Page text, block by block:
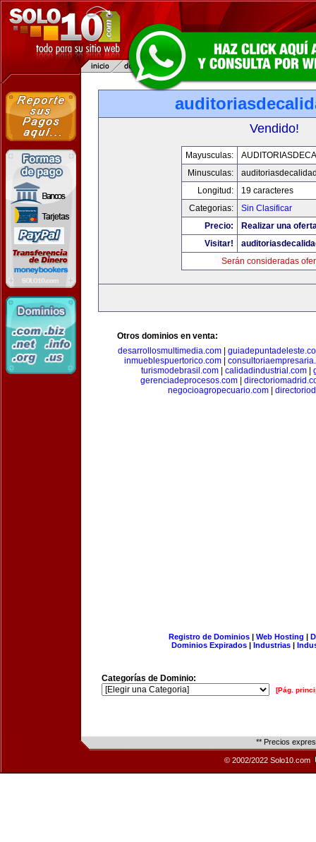
Vendido!
Mayusculas:
Minusculas:
Longitud:
19 caracteres
Categorias:
Sin Clasificar
Precio:
Realizar una
Visitar!
Serán consideradas
Otros dominios en venta:
desarrollosmultimedia.com
inmueblespuertorico.com
turismodebrasil.com
calidadindustrial.com
gerenciadeprocesos.com
negocioagropecuario.com
Registro de Dominios| Web Hosting |
Dominios Expirados | Industrias |
Categorías de Dominio:
[Pág.
** Precios
© 2002/2022 Solo10.com